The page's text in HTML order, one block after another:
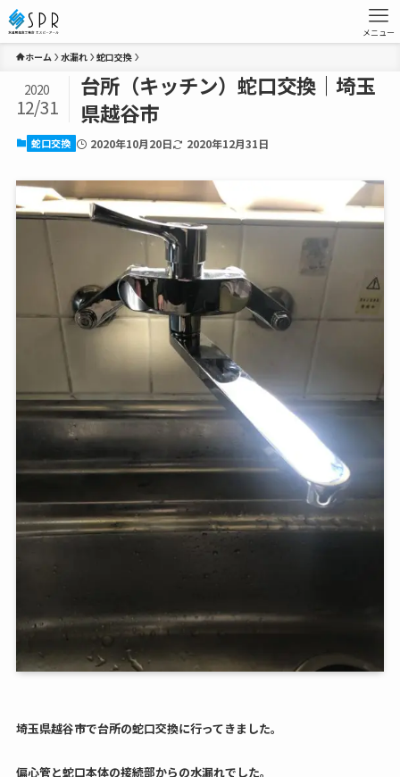
メニュー
ホーム 水漏れ 蛇口交換
台所（キッチン）蛇口交換｜埼玉
県越谷市
2020
12/31
蛇口交換 2020年10月20日 2020年12月31日
埼玉県越谷市で台所の蛇口交換に行ってきました。
偏心管と蛇口本体の接続部からの水漏れでした。